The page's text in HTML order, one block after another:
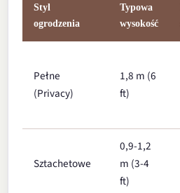
Styl
ogrodzenia
Typowa
wysokość
Pełne
(Privacy)
1,8 m (6
ft)
Sztachetowe
0,9-1,2
m (3-4
ft)